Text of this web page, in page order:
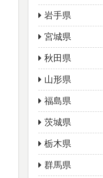
岩手県
宮城県
秋田県
山形県
福島県
茨城県
栃木県
群馬県